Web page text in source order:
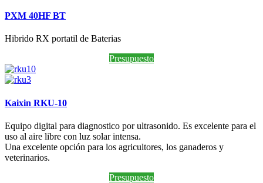
PXM 40HF BT
Hibrido RX portatil de Baterias
Presupuesto
Kaixin RKU-10
Equipo digital para diagnostico por ultrasonido. Es excelente para el
uso al aire libre con luz solar intensa.
Una excelente opción para los agricultores, los ganaderos y
veterinarios.
Presupuesto